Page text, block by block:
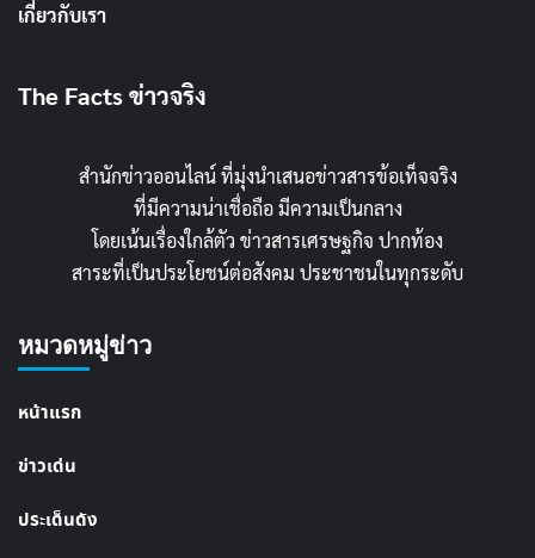
เกี่ยวกับเรา
The Facts ข่าวจริง
สำนักข่าวออนไลน์ ที่มุ่งนำเสนอข่าวสารข้อเท็จจริง
ที่มีความน่าเชื่อถือ มีความเป็นกลาง
โดยเน้นเรื่องใกล้ตัว ข่าวสารเศรษฐกิจ ปากท้อง
สาระที่เป็นประโยชน์ต่อสังคม ประชาชนในทุกระดับ
หมวดหมู่ข่าว
หน้าแรก
ข่าวเด่น
ประเด็นดัง